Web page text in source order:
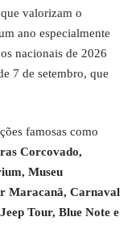
valorizam o
ano especialmente
nacionais de 2026
7 de setembro, que
famosas como
Corcovado,
Museu
Maracanã, Carnaval
Tour, Blue Note e